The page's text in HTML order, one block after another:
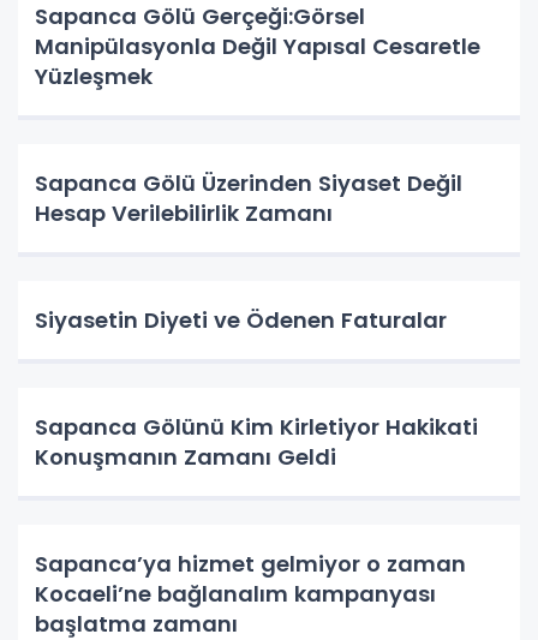
Sapanca Gölü Gerçeği:Görsel
Manipülasyonla Değil Yapısal Cesaretle
Yüzleşmek
Sapanca Gölü Üzerinden Siyaset Değil
Hesap Verilebilirlik Zamanı
Siyasetin Diyeti ve Ödenen Faturalar
Sapanca Gölünü Kim Kirletiyor Hakikati
Konuşmanın Zamanı Geldi
Sapanca’ya hizmet gelmiyor o zaman
Kocaeli’ne bağlanalım kampanyası
başlatma zamanı